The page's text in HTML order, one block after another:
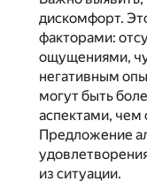
дискомфорт.
факторами:
ощущениями,
негативным
могут быть
аспектами, чем
Предложение
из ситуации.